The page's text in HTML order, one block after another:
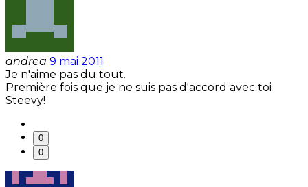
andrea 9 mai 2011
Je n'aime pas du tout.
Première fois que je ne suis pas d'accord avec toi
Steevy!
0
0